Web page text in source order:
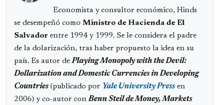
Economista y consultor económico, Hinds
se desempeñó como Ministro de Hacienda de El
Salvador entre 1994 y 1999. Se le considera el padre
de la dolarización, tras haber propuesto la idea en su
país. Es autor dePlaying Monopoly with the Devil:
Dollarization and Domestic Currencies in Developing
Countries(publicado por Yale University Pressen
2006) y co-autor conBenn Steil de Money, Markets